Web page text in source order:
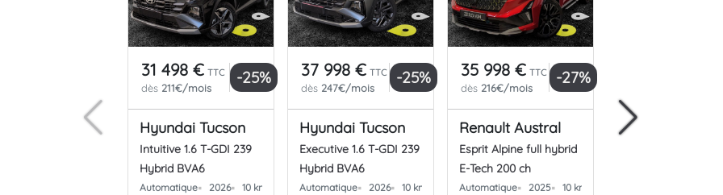
31 498 € TTC
dès 211€/mois
-25%
Hyundai Tucson
Intuitive 1.6 T-GDI 239
Hybrid BVA6
Automatique 2026 10 kms
37 998 € TTC
dès 247€/mois
-25%
Hyundai Tucson
Executive 1.6 T-GDI 239
Hybrid BVA6
Automatique 2026
10 kms
35 998 € TTC
dès 216€/mois
-27%
Renault Austral
Esprit Alpine full hybrid
E-Tech 200 ch
Automatique 2025
10 kms
Renault Austral